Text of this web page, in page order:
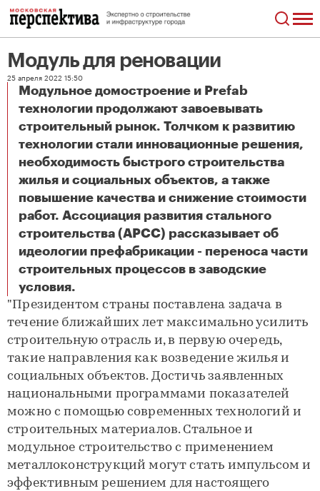
Модуль для реновации
25 апреля 2022 15:50
Модульное домостроение и Prefab
технологии продолжают завоевывать
строительный рынок. Толчком к развитию
технологии стали инновационные решения,
необходимость быстрого строительства
жилья и социальных объектов, а также
повышение качества и снижение стоимости
работ. Ассоциация развития стального
строительства (АРСС) рассказывает об
идеологии префабрикации - переноса части
строительных процессов в заводские
условия.
Модуль для реновации
"Президентом страны поставлена задача в
течение ближайших лет максимально усилить
строительную отрасль и, в первую очередь,
такие направления как возведение жилья и
социальных объектов. Достичь заявленных
национальными программами показателей
можно с помощью современных технологий и
строительных материалов. Стальное и
модульное строительство с применением
металлоконструкций могут стать импульсом и
эффективным решением для настоящего